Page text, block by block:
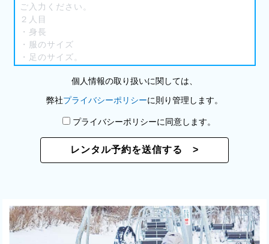
個人情報の取り扱いに関しては、
弊社プライバシーポリシーに則り管理します。
プライバシーポリシーに同意します。